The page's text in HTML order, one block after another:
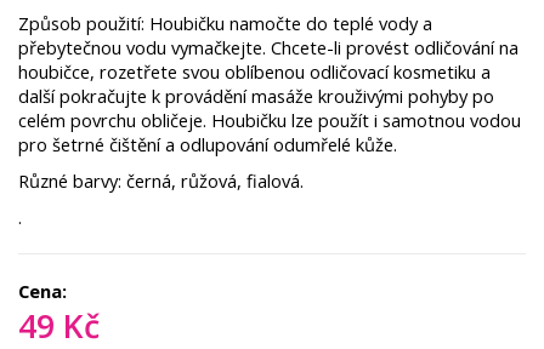
Způsob použití: Houbičku namočte do teplé vody a
přebytečnou vodu vymačkejte. Chcete-li provést odličování na
houbičce, rozetřete svou oblíbenou odličovací kosmetiku a
další pokračujte k provádění masáže krouživými pohyby po
celém povrchu obličeje. Houbičku lze použít i samotnou vodou
pro šetrné čištění a odlupování odumřelé kůže.
Různé barvy: černá, růžová, fialová.
.
Cena:
49 Kč